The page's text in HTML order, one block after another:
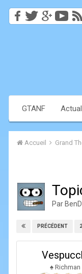
GTANF
Accueil Grand
Par
PRÉCÉDENT
♠ Richman